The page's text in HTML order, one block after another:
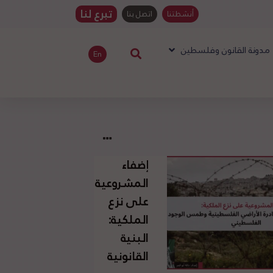
أنشطتنا اتصل بنا تبرع لنا
مدونة القانون وفلسطين En
إضفاء
المشروعية
على نزع
الملكية:
البنية
القانونية